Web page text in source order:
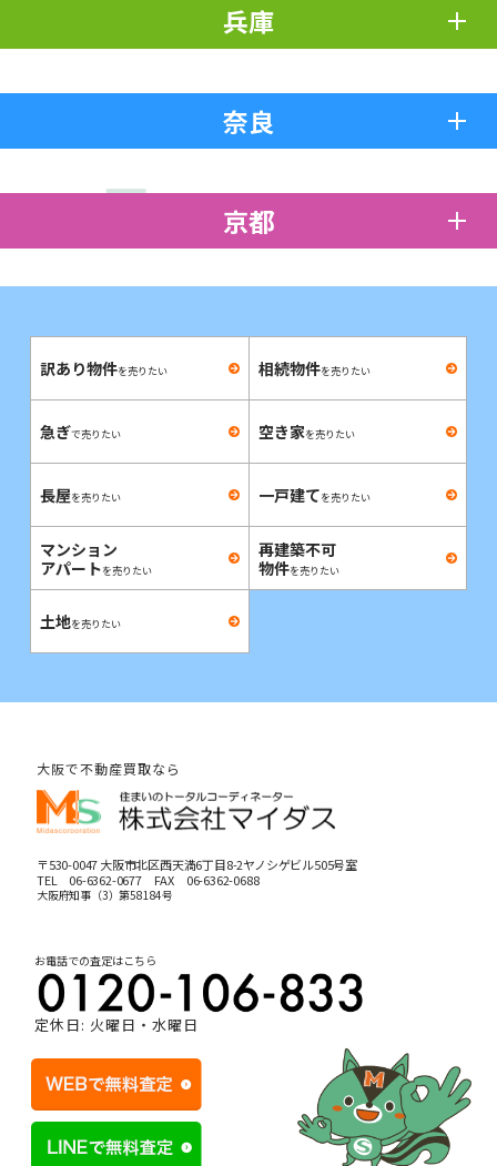
兵庫
奈良
京都
訳あり物件を売りたい 相続物件を売りたい
急ぎで売りたい 空き家を売りたい
長屋を売りたい 一戸建てを売りたい
マンション
アパートを売りたい
再建築不可
物件を売りたい
土地を売りたい
大阪で不動産買取なら
〒530-0047 大阪市北区西天満6丁目8-2ヤノシゲビル505号室
TEL 06-6362-0677FAX 06-6362-0688
大阪府知事（3）第58184号
お電話での査定はこちら
定休日: 火曜日・水曜日